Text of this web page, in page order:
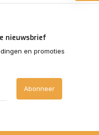
nieuwsbrief
en promoties
Abonneer